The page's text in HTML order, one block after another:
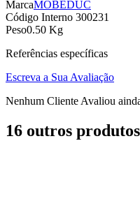
MarcaMOBEDUC
Código Interno 300231
Peso0.50 Kg
Referências específicas
Escreva a Sua Avaliação
Nenhum Cliente Avaliou
16 outros